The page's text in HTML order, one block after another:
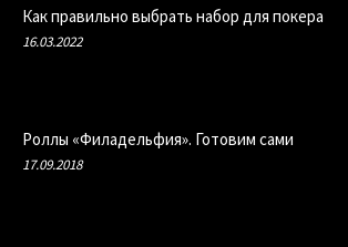
Как правильно выбрать набор для покера
16.03.2022
Роллы «Филадельфия». Готовим сами
17.09.2018